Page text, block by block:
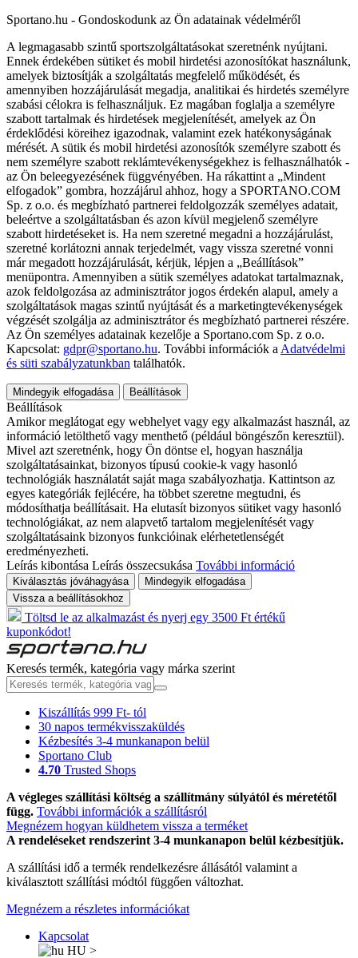
Sportano.hu - Gondoskodunk az Ön adatainak védelméről
A legmagasabb szintű sportszolgáltatásokat szeretnénk nyújtani.
Ennek érdekében sütiket és mobil hirdetési azonosítókat használunk,
amelyek biztosítják a szolgáltatás megfelelő működését, és
amennyiben hozzájárulását megadja, analitikai és hirdetés személyre
szabási célokra is felhasználjuk. Ez magában foglalja a személyre
szabott tartalmak és hirdetések megjelenítését, amelyek az Ön
érdeklődési köreihez igazodnak, valamint ezek hatékonyságának
mérését. A sütik és mobil hirdetési azonosítók személyre szabott és
nem személyre szabott reklámtevékenységekhez is felhasználhatók -
az Ön beleegyezésének függvényében. Ha rákattint a „Mindent
elfogadok” gombra, hozzájárul ahhoz, hogy a SPORTANO.COM
Sp. z o.o. és megbízható partnerei feldolgozzák személyes adatait,
beleértve a szolgáltatásban és azon kívül megjelenő személyre
szabott hirdetéseket is. Ha nem szeretné megadni a hozzájárulást,
szeretné korlátozni annak terjedelmét, vagy vissza szeretné vonni
már megadott hozzájárulását, kérjük, lépjen a „Beállítások”
menüpontra. Amennyiben a sütik személyes adatokat tartalmaznak,
azok feldolgozása az adminisztrátor jogos érdekén alapul, amely a
szolgáltatások magas szintű nyújtását és a marketingtevékenységek
végzését szolgálja az adminisztrátor és megbízható partnerei részére.
Az Ön személyes adatainak kezelője a Sportano.com Sp. z o.o.
Kapcsolat: gdpr@sportano.hu. További információk a Adatvédelmi
és süti szabályzatunkban találhatók.
Mindegyik elfogadása Beállítások
Beállítások
Amikor meglátogat egy webhelyet vagy egy alkalmazást használ, az
információ letölthető vagy menthető (például böngészőn keresztül).
Mivel azt szeretnénk, hogy Ön döntse el, hogyan használja
szolgáltatásainkat, bizonyos típusú cookie-k vagy hasonló
technológiák használatát saját maga szabályozhatja. Kattintson az
egyes kategóriák fejlécére, ha többet szeretne megtudni, és
módosíthatja beállításait. Ha elutasít bizonyos sütiket vagy hasonló
technológiákat, az nem alapvető tartalom megjelenítését vagy
szolgáltatásaink bizonyos funkcióinak elérhetetlenségét
eredményezheti.
Leírás kibontása Leírás összecsukása További információ
Kiválasztás jóváhagyása
Mindegyik elfogadása
Vissza a beállításokhoz
Töltsd le az alkalmazást és nyerj egy 3500 Ft értékű
kuponkódot!
Keresés termék, kategória vagy márka szerint
Kiszállítás 999 Ft- tól
30 napos termékvisszaküldés
Kézbesítés 3-4 munkanapon belül
Sportano Club
4.70 Trusted Shops
A végleges szállítási költség a szállítmány súlyától és méretétől
függ. További információk a szállításról
Megnézem hogyan küldhetem vissza a terméket
A rendeléseket rendszerint 3-4 munkanapon belül kézbesítjük.
A szállítási idő a termék rendelkezésre állásától valamint a
kiválasztott szállítási módtól függően változhat.
Megnézem a részletes információkat
Kapcsolat
HU >